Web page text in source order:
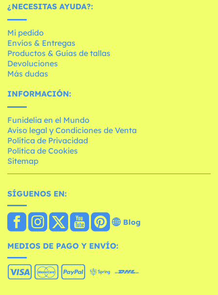
¿NECESITAS AYUDA?:
Mi pedido
Envíos & Entregas
Productos & Guías de tallas
Devoluciones
Más dudas
INFORMACIÓN:
Funidelia en el Mundo
Aviso legal y Condiciones de Venta
Política de Privacidad
Política de Cookies
Sitemap
SÍGUENOS EN:
Blog
MEDIOS DE PAGO Y ENVÍO: